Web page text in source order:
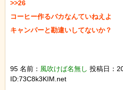
>>26
コーヒー作るバカなんていねえよ
キャンパーと勘違いしてないか？
95 名前： 風吹けば名無し 投稿日：
ID:73C8k3KIM.net